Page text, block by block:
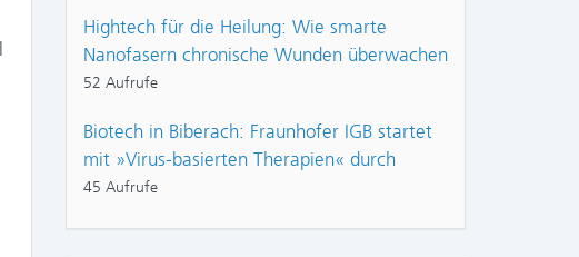
Hightech für die Heilung: Wie smarte
Nanofasern chronische Wunden überwachen
52 Aufrufe
Biotech in Biberach: Fraunhofer IGB startet
mit »Virus-basierten Therapien« durch
45 Aufrufe